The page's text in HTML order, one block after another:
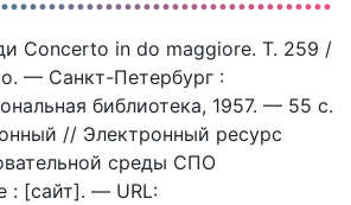
Concerto in do maggiore. T. 259 /
— Санкт-Петербург :
библиотека, 1957. — 55 c.
// Электронный ресурс
среды СПО
: [сайт]. — URL: